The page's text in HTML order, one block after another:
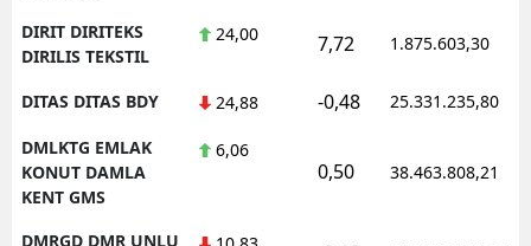
DIRIT DIRITEKS
DIRILIS TEKSTIL
24,00 7,72 1.875.603,30
DITAS DITAS BDY 24,88 -0,48 25.331.235,80
DMLKTG EMLAK
KONUT DAMLA
KENT GMS
6,06
0,50 38.463.808,21
DMRGD DMR UNLU